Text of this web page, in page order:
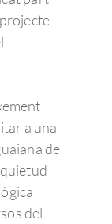
a una
de
del